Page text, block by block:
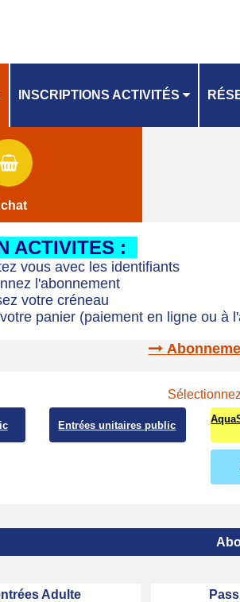
INSCRIPTIONS ACTIVITÉS
PLANNING
ACTIVITES :
vous avec les identifiants
l'abonnement
votre créneau
panier (paiement en ligne ou à
Entrées unitaires public
Adulte